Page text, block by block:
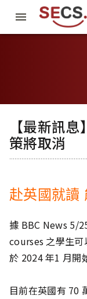
【最新訊
策將取消
赴英國就讀
據 BBC News 5/
courses 之學生
於 2024 年1 月開
目前在英國有 70